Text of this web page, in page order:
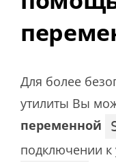
Для более
утилиты Вы
переменной
подключении к